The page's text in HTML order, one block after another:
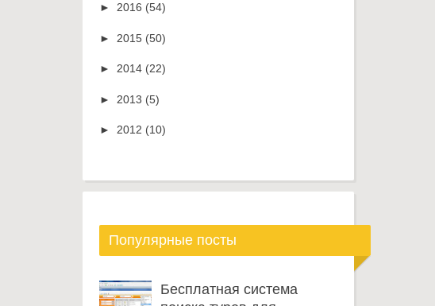
► 2016 (54)
► 2015 (50)
► 2014 (22)
► 2013 (5)
► 2012 (10)
Популярные посты
Бесплатная система